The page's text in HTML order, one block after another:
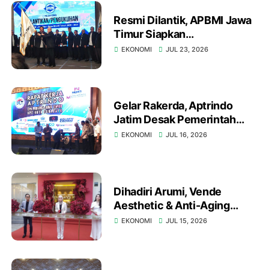
Resmi Dilantik, APBMI Jawa
Timur Siapkan
Pembentukan Koperasi Alat
EKONOMI JUL 23, 2026
Gelar Rakerda, Aptrindo
Jatim Desak Pemerintah
Responsif Terhadap Kendala
EKONOMI JUL 16, 2026
Dihadiri Arumi, Vende
Aesthetic & Anti-Aging
Clinic Buka Cabang di
EKONOMI JUL 15, 2026